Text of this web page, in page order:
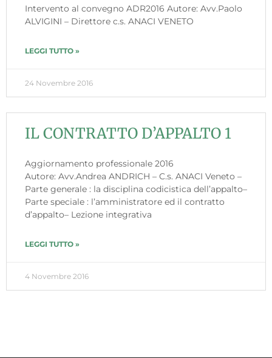
Intervento al convegno ADR2016 Autore: Avv.Paolo
ALVIGINI – Direttore c.s. ANACI VENETO
LEGGI TUTTO »
24 Novembre 2016
IL CONTRATTO D’APPALTO 1
Aggiornamento professionale 2016
Autore: Avv.Andrea ANDRICH – C.s. ANACI Veneto –
Parte generale : la disciplina codicistica dell’appalto–
Parte speciale : l’amministratore ed il contratto
d’appalto– Lezione integrativa
LEGGI TUTTO »
4 Novembre 2016